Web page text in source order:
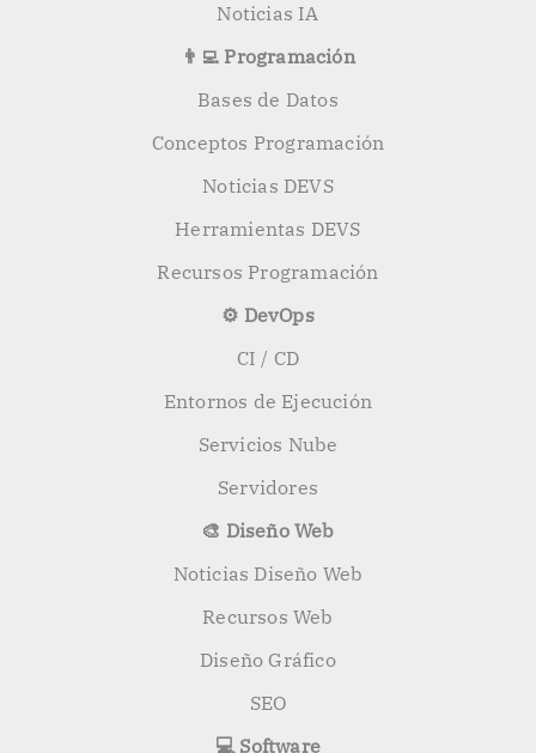
Noticias IA
👨‍💻 Programación
Bases de Datos
Conceptos Programación
Noticias DEVS
Herramientas DEVS
Recursos Programación
⚙️ DevOps
CI / CD
Entornos de Ejecución
Servicios Nube
Servidores
🎨 Diseño Web
Noticias Diseño Web
Recursos Web
Diseño Gráfico
SEO
💻 Software